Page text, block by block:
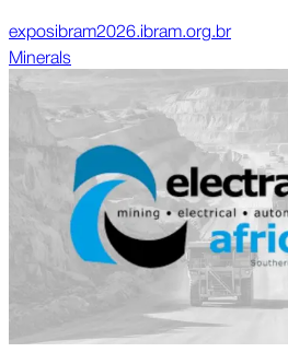
exposibram2026.ibram.org.br
Minerals